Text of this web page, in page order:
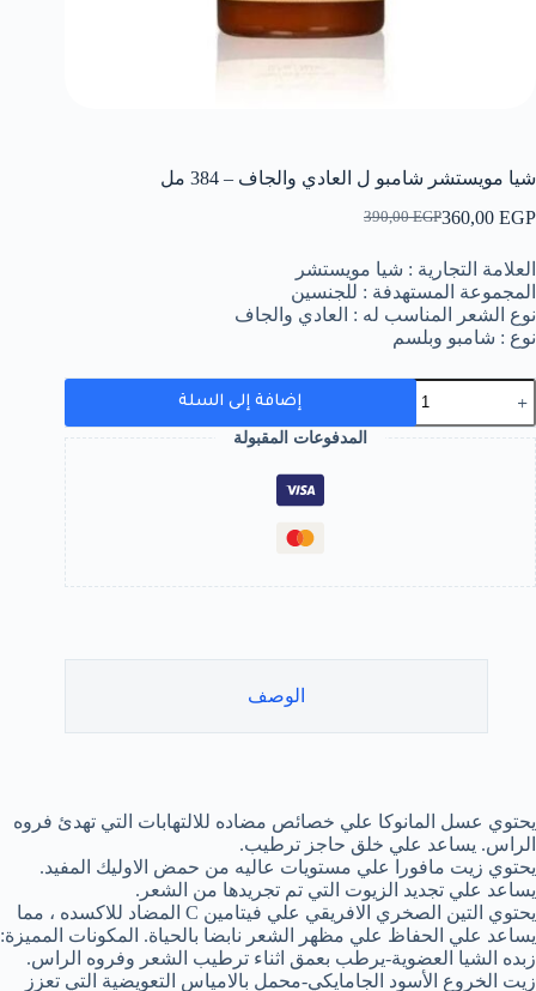
شيا مويستشر شامبو ل العادي والجاف – 384 مل
390,00EGP
السعر
هو:
390,00 EGP.
360,00 EGP
السعر
هو:
360,00 EGP.
العلامة التجارية : شيا مويستشر
المجموعة المستهدفة : للجنسين
نوع الشعر المناسب له : العادي والجاف
نوع : شامبو وبلسم
كمية
شيا
مويستشر
شامبو
ل
العادي
والجاف
-
384
مل
إضافة إلى السلة
المدفوعات المقبولة
الوصف
يحتوي عسل المانوكا علي خصائص مضاده للالتهابات التي تهدئ فروه
الراس. يساعد علي خلق حاجز ترطيب.
يحتوي زيت مافورا علي مستويات عاليه من حمض الاوليك المفيد.
يساعد علي تجديد الزيوت التي تم تجريدها من الشعر.
يحتوي التين الصخري الافريقي علي فيتامين C المضاد للاكسده ، مما
يساعد علي الحفاظ علي مظهر الشعر نابضا بالحياة. المكونات المميزة:
زبده الشيا العضوية-يرطب بعمق اثناء ترطيب الشعر وفروه الراس.
زيت الخروع الأسود الجامايكي-محمل بالامياس التعويضية التي تعزز